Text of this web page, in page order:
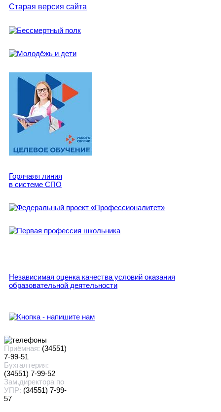
Старая версия сайта
Горячаяя линия
в системе СПО
Независимая оценка качества условий оказания
образовательной деятельности
Приёмная: (34551)
7-99-51
Бухгалтерия:
(34551) 7-99-52
Зам.директора по
УПР: (34551) 7-99-
57